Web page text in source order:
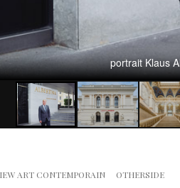
portrait Klaus
ART CONTEMPORAIN OTHERSIDE